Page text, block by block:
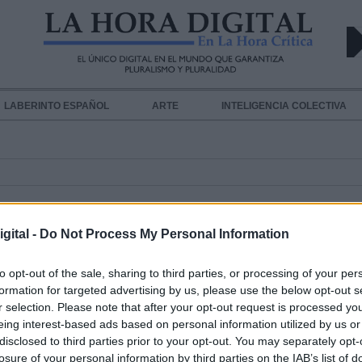
- Do Not Process My Personal Information
opt-out of the sale, sharing to third parties, or processing of your
for targeted advertising by us, please use the below opt-out
selection. Please note that after your opt-out request is processed
interest-based ads based on personal information utilized by us
to third parties prior to your opt-out. You may separately
of your personal information by third parties on the IAB’s list of
LABERINTO ESPAÑOL ARTE INTELIGENCIA COLECTIVA
Diversas mujeres diversas
PorLola Vega
Más artículos de este autor